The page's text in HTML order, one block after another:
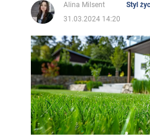
Alina Milsent
Styl
31.03.2024 14:20